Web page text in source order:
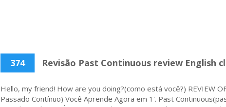
374 Revisão Past Continuous review English
Hello, my friend! How are you doing?(como está você?) REVIEW
Passado Contínuo) Você Aprende Agora em 1'. Past